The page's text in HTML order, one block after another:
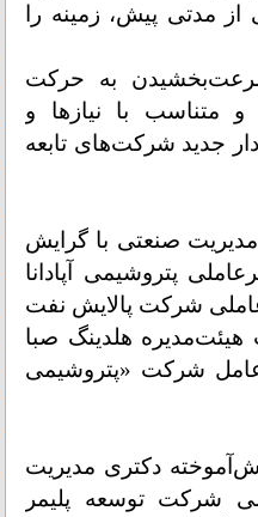
مدتی پیش‌، زمینه را
به حرکت
متناسب با نیازها و
و جهش سودآوری ۶ سکان‌دار جدید شرکت‌های تابعه
صنعتی با گرایش
پتروشیمی آپادانا
شرکت پالایش نفت
هیئت‌مدیره هلدینگ صبا
شرکت «پتروشیمی
دکتری مدیریت
شرکت توسعه پلیمر